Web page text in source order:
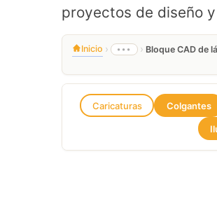
proyectos de diseño
Inicio › ••• › Bloque CAD de
Caricaturas Colgantes